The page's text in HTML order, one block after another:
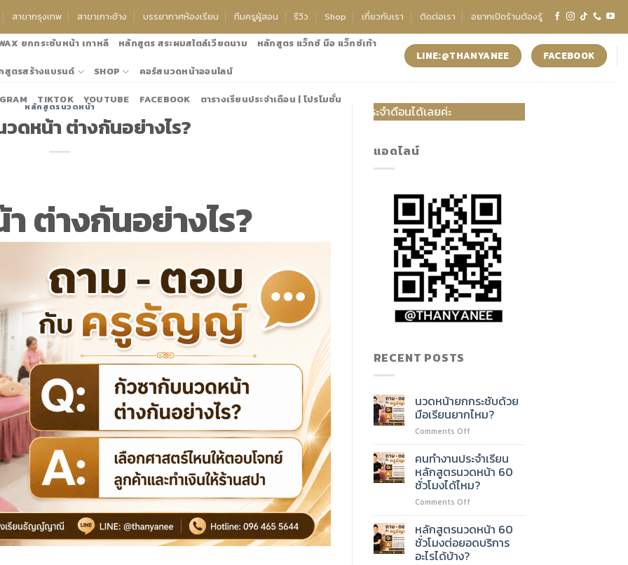
สาขากรุงเทพ สาขาเกาะช้าง บรรยากาศห้องเรียน ทีมครูผู้สอน รีวิว Shop เกี่ยวกับเรา ติดต่อเรา
อยากเปิดร้านต้องรู้
ยกกระชับหน้า เกาหลี
หลักสูตร สระผมสไตล์เวียดนาม หลักสูตร แว็กซ์ มือ แว็กซ์เท้า
สูตรสร้างแบรนด์ SHOP คอร์สนวดหน้าออนไลน์
TIKTOK YOUTUBE FACEBOOK ตารางเรียนประจำเดือน | โปรโมชั่น
LINE:@THANYANEE FACEBOOK
หลักสูตรนวดหน้า
ดหน้า ต่างกันอย่างไร?
ต่างกันอย่างไร?
แอดไลน์
RECENT POSTS
นวดหน้ายกกระชับด้วย
มือเรียนยากไหม?
Comments Offon
หน้า
ยก
กระชับ
ด้วย
มือ
ยาก
ไหม?
คนทำงานประจำเรียน
หลักสูตรนวดหน้า 60
ชั่วโมงได้ไหม?
Comments Offon
ทำงาน
ประจำ
เรียน
หลักสูตรนวดหน้า 60
ชั่วโมงต่อยอดบริการ
อะไรได้บ้าง?